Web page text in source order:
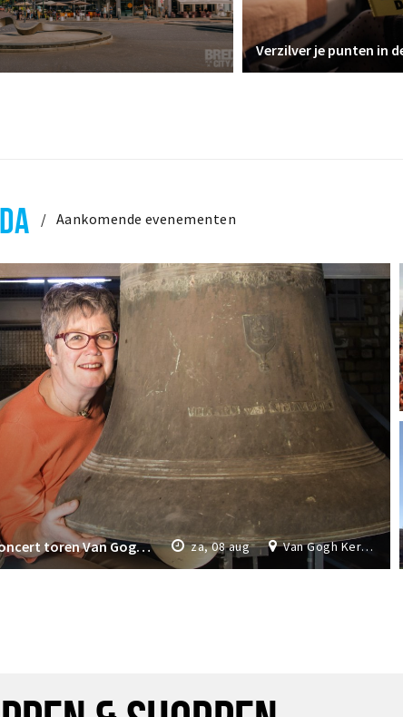
Aankomende evenementen
Van Gogh Kerk Etten-Leur
za, 08 aug
Beiaardconcert toren Van Gogh Kerk